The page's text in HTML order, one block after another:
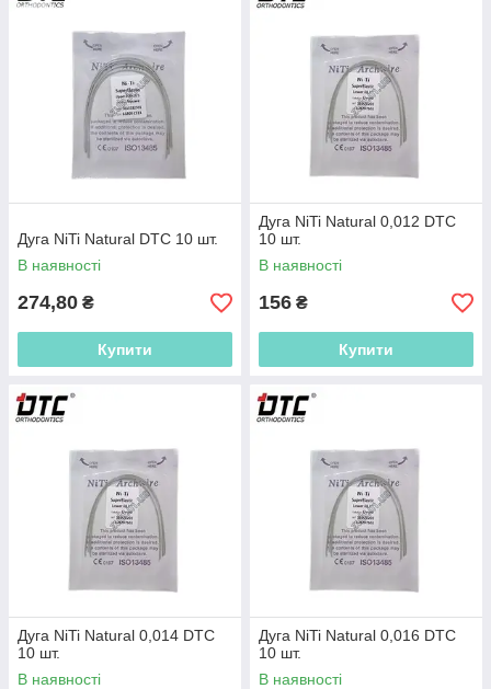
Дуга NiTi Natural DTC 10 шт.
В наявності
274,80 ₴
Купити
Дуга NiTi Natural 0,012 DTC
10 шт.
В наявності
156 ₴
Купити
Дуга NiTi Natural 0,014 DTC
10 шт.
В наявності
Дуга NiTi Natural 0,016 DTC
10 шт.
В наявності